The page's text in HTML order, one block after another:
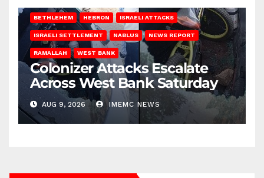
BETHLEHEM HEBRON ISRAELI ATTACKS
ISRAELI SETTLEMENT NABLUS NEWS REPORT
RAMALLAH WEST BANK
Colonizer Attacks Escalate
Across West Bank Saturday
AUG 9, 2026 IMEMC NEWS